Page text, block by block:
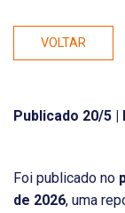
VOLTAR
Publicado 20/5
Foi publicado no
de 2026, uma